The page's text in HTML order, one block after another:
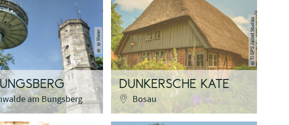
©
©Weier
am Bungsberg
©
TI GPS Jalost Studios
DUNKERSCHE KATE
Bosau